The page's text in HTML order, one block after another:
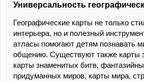
Универсальность
Географические карты не только
интерьера, но и полезный
атласы помогают детям познавать
общению. Существуют также карты
карты знаменитых битв,
придуманных миров, карты мира,